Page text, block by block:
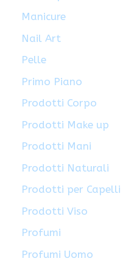
Manicure
Nail Art
Pelle
Primo Piano
Prodotti Corpo
Prodotti Make up
Prodotti Mani
Prodotti Naturali
Prodotti per Capelli
Prodotti Viso
Profumi
Profumi Uomo